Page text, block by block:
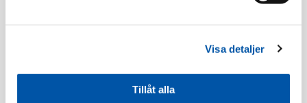
Visa detaljer
Tillåt alla